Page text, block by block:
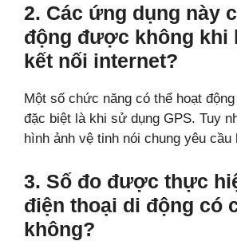
2. Các ứng dụng này
động được không khi
kết nối internet?
Một số chức năng có thể hoạt
đặc biệt là khi sử dụng GPS. Tuy
hình ảnh vệ tinh nói chung yêu cầu
3. Số đo được thực
điện thoại di động có
không?